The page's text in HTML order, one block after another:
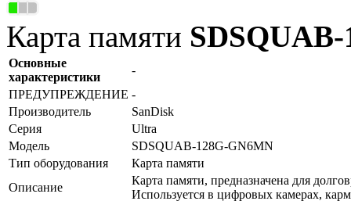
Карта памяти
Основные
характеристики
-
ПРЕДУПРЕЖДЕНИЕ -
Производитель
SanDisk
Серия
Ultra
Модель
SDSQUAB-128G-GN6MN
Тип оборудования
Карта памяти
Описание
Карта памяти, предназначена для
Используется в цифровых камерах,